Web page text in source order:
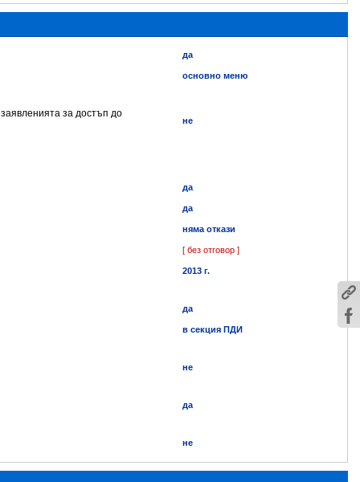
да
основно меню
за достъп до
не
да
да
няма откази
[ без отговор ]
2013 г.
да
в секция ПДИ
не
да
не